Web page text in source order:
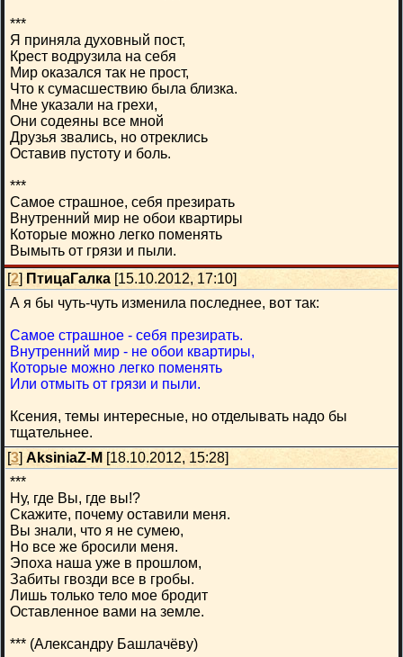
***
Я приняла духовный пост,
Крест водрузила на себя
Мир оказался так не прост,
Что к сумасшествию была близка.
Мне указали на грехи,
Они содеяны все мной
Друзья звались, но отреклись
Оставив пустоту и боль.
***
Самое страшное, себя презирать
Внутренний мир не обои квартиры
Которые можно легко поменять
Вымыть от грязи и пыли.
[2] ПтицаГалка [15.10.2012, 17:10]
А я бы чуть-чуть изменила последнее, вот так:
Самое страшное - себя презирать.
Внутренний мир - не обои квартиры,
Которые можно легко поменять
Или отмыть от грязи и пыли.
Ксения, темы интересные, но отделывать надо бы
тщательнее.
[3] AksiniaZ-M [18.10.2012, 15:28]
***
Ну, где Вы, где вы!?
Скажите, почему оставили меня.
Вы знали, что я не сумею,
Но все же бросили меня.
Эпоха наша уже в прошлом,
Забиты гвозди все в гробы.
Лишь только тело мое бродит
Оставленное вами на земле.
*** (Александру Башлачёву)